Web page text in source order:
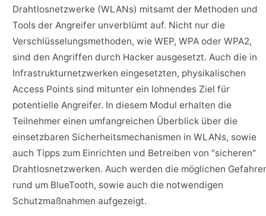
Drahtlosnetzwerke (WLANs) mitsamt der Methoden und
Tools der Angreifer unverblümt auf. Nicht nur die
Verschlüsselungsmethoden, wie WEP, WPA oder WPA2,
sind den Angriffen durch Hacker ausgesetzt. Auch die in
Infrastrukturnetzwerken eingesetzten, physikalischen
Access Points sind mitunter ein lohnendes Ziel für
potentielle Angreifer. In diesem Modul erhalten die
Teilnehmer einen umfangreichen Überblick über die
einsetzbaren Sicherheitsmechanismen in WLANs, sowie
auch Tipps zum Einrichten und Betreiben von "sicheren"
Drahtlosnetzwerken. Auch werden die möglichen
rund um BlueTooth, sowie auch die notwendigen
Schutzmaßnahmen aufgezeigt.